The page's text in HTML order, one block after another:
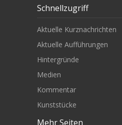
Schnellzugriff
Aktuelle Kurznachrichten
Aktuelle Aufführungen
Hintergründe
Medien
Kommentar
Kunststücke
Mehr Seiten